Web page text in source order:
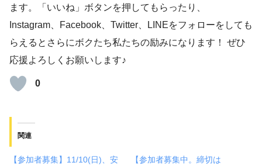
ます。「いいね」ボタンを押してもらったり、
Instagram、Facebook、Twitter、LINEをフォローをしても
らえるとさらにボクたち私たちの励みになります！ ぜひ
応援よろしくお願いします♪
0
関連
【参加者募集】11/10(日)、安
【参加者募集中。締切は